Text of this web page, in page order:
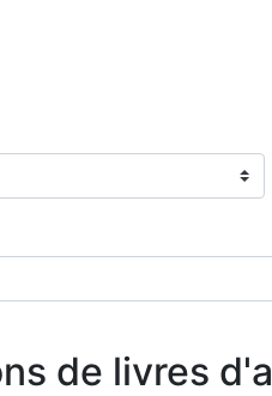
de livres